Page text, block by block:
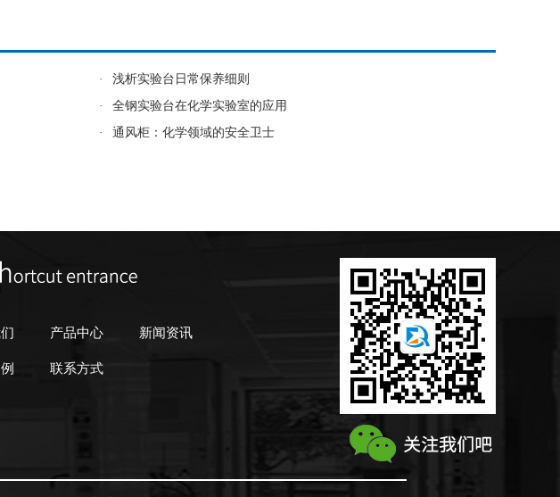
·
浅析实验台日常保养细则
·
全钢实验台在化学实验室的应用
· 通风柜：化学领域的安全卫士
产品中心 新闻资讯
联系方式